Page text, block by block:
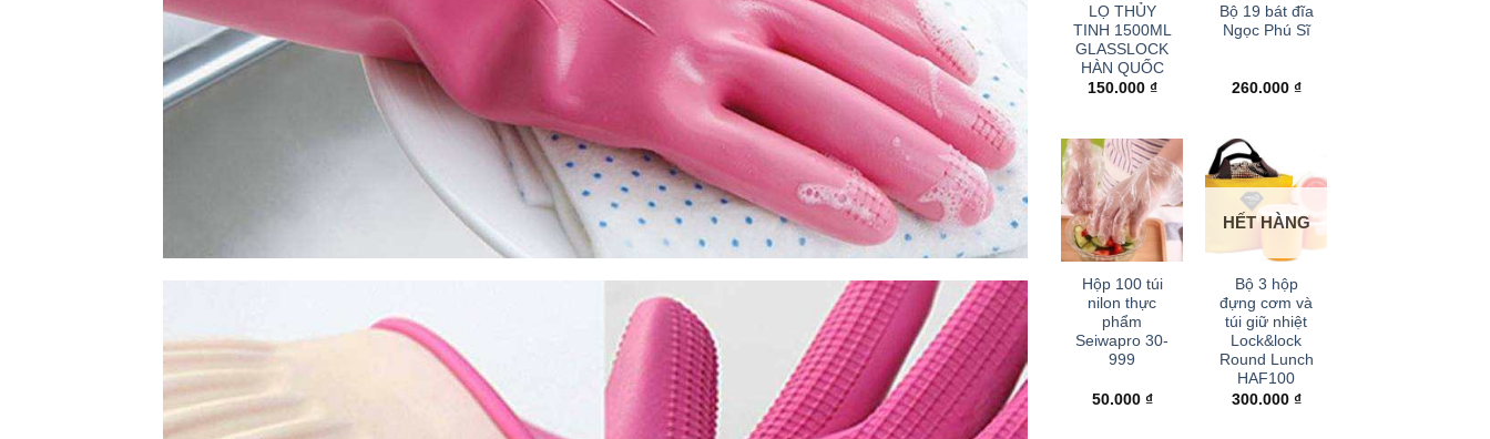
LỌ THỦY
TINH 1500ML
GLASSLOCK
HÀN QUỐC
150.000 ₫
Bộ 19 bát đĩa
Ngọc Phú Sĩ
260.000 ₫
+
Hộp 100 túi
nilon thực
phẩm
Seiwapro 30-
999
50.000 ₫
HẾT HÀNG
Bộ 3 hộp
đựng cơm và
túi giữ nhiệt
Lock&lock
Round Lunch
HAF100
300.000 ₫